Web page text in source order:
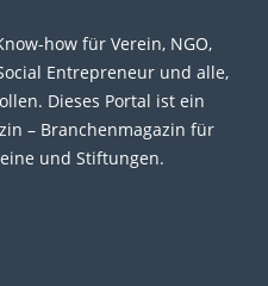
how für Ver­ein, NGO,
Entre­pre­neur und alle,
Die­ses Por­tal ist ein
– Bran­chen­magazin für
und Stif­tun­gen.